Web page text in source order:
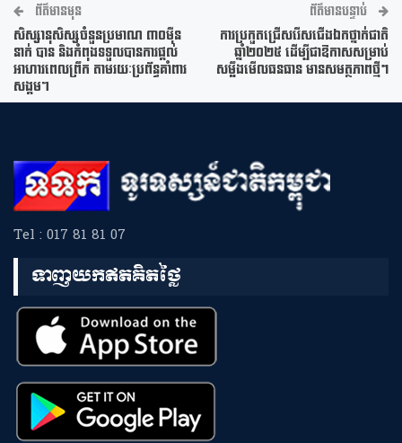
ព័ត៌មានមុន
សិស្សានុសិស្សចំនួនប្រមាណ ៣០ម៉ឺន
នាក់ បាន និងកំពុងទទួលបានការផ្ដល់
អាហារពេលព្រឹក តាមរយៈប្រព័ន្ធគាំពារ
សង្គម។
ព័ត៌មានបន្ទាប់
ការប្រកួតជ្រើសរើសជើងឯកថ្នាក់ជាតិ
ឆ្នាំ២០២៥ ដើម្បីជាឱកាសសម្រាប់
សម្លឹងមើលធនធាន មានសមត្ថភាពថ្មីៗ
Tel : 017 81 81 07
ទាញយកឥតគិតថ្លៃ